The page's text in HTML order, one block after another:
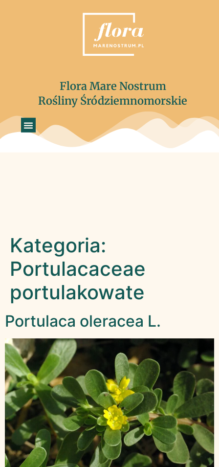
Flora Mare Nostrum
Rośliny Śródziemnomorskie
Kategoria:
Portulacaceae
portulakowate
Portulaca oleracea L.